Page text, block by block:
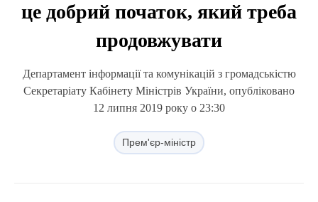
це добрий початок, який треба
продовжувати
Департамент інформації та комунікацій з громадськістю
Секретаріату Кабінету Міністрів України, опубліковано
12 липня 2019 року о 23:30
Прем'єр-міністр